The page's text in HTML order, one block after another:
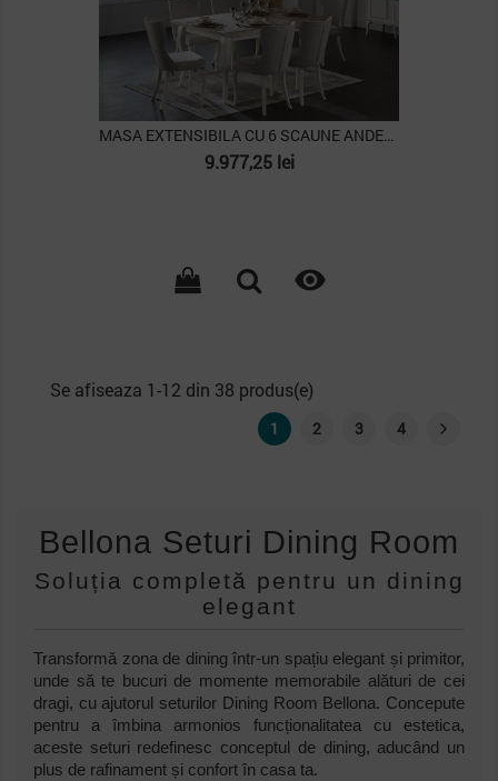
MASA EXTENSIBILA CU 6 SCAUNE ANDERA
Pret
9.977,25 lei

Se afiseaza 1-12 din 38 produs(e)
1 2 3 4
Bellona Seturi Dining Room
Soluția completă pentru un dining
elegant
Transformă zona de dining într-un spațiu elegant și primitor,
unde să te bucuri de momente memorabile alături de cei
dragi, cu ajutorul seturilor Dining Room Bellona. Concepute
pentru a îmbina armonios funcționalitatea cu estetica,
aceste seturi redefinesc conceptul de dining, aducând un
plus de rafinament și confort în casa ta.